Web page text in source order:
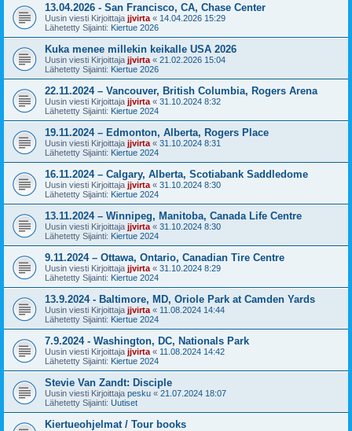
13.04.2026 - San Francisco, CA, Chase Center
Uusin viesti Kirjoittaja jjvirta « 14.04.2026 15:29
Lähetetty Sijainti: Kiertue 2026
Kuka menee millekin keikalle USA 2026
Uusin viesti Kirjoittaja jjvirta « 21.02.2026 15:04
Lähetetty Sijainti: Kiertue 2026
22.11.2024 – Vancouver, British Columbia, Rogers Arena
Uusin viesti Kirjoittaja jjvirta « 31.10.2024 8:32
Lähetetty Sijainti: Kiertue 2024
19.11.2024 – Edmonton, Alberta, Rogers Place
Uusin viesti Kirjoittaja jjvirta « 31.10.2024 8:31
Lähetetty Sijainti: Kiertue 2024
16.11.2024 – Calgary, Alberta, Scotiabank Saddledome
Uusin viesti Kirjoittaja jjvirta « 31.10.2024 8:30
Lähetetty Sijainti: Kiertue 2024
13.11.2024 – Winnipeg, Manitoba, Canada Life Centre
Uusin viesti Kirjoittaja jjvirta « 31.10.2024 8:30
Lähetetty Sijainti: Kiertue 2024
9.11.2024 – Ottawa, Ontario, Canadian Tire Centre
Uusin viesti Kirjoittaja jjvirta « 31.10.2024 8:29
Lähetetty Sijainti: Kiertue 2024
13.9.2024 - Baltimore, MD, Oriole Park at Camden Yards
Uusin viesti Kirjoittaja jjvirta « 11.08.2024 14:44
Lähetetty Sijainti: Kiertue 2024
7.9.2024 - Washington, DC, Nationals Park
Uusin viesti Kirjoittaja jjvirta « 11.08.2024 14:42
Lähetetty Sijainti: Kiertue 2024
Stevie Van Zandt: Disciple
Uusin viesti Kirjoittaja pesku « 21.07.2024 18:07
Lähetetty Sijainti: Uutiset
Kiertueohjelmat / Tour books